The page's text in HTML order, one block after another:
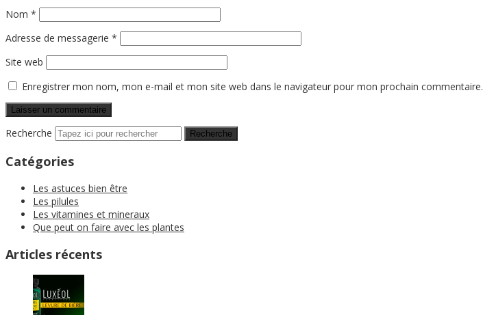
Nom *
Adresse de messagerie *
Site web
Enregistrer mon nom, mon e-mail et mon site web dans le navigateur pour mon prochain commentaire.
Recherche
Catégories
Les astuces bien être
Les pilules
Les vitamines et mineraux
Que peut on faire avec les plantes
Articles récents